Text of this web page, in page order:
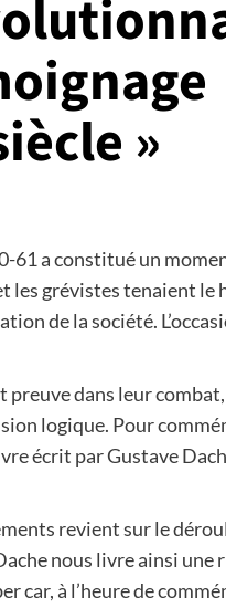
»
61 a constitué un
les grévistes tenaient le
de la société.
dans leur
logique. Pour
écrit par Gustave
revient sur le
nous livre ainsi une
car, à l’heure de